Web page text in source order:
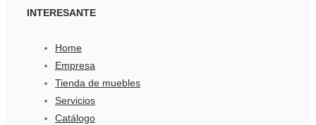
INTERESANTE
Home
Empresa
Tienda de muebles
Servicios
Catálogo